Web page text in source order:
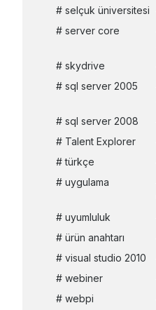
selçuk üniversitesi
server core
skydrive
sql server 2005
sql server 2008
Talent Explorer
türkçe
uygulama
uyumluluk
ürün anahtarı
visual studio 2010
webiner
webpi